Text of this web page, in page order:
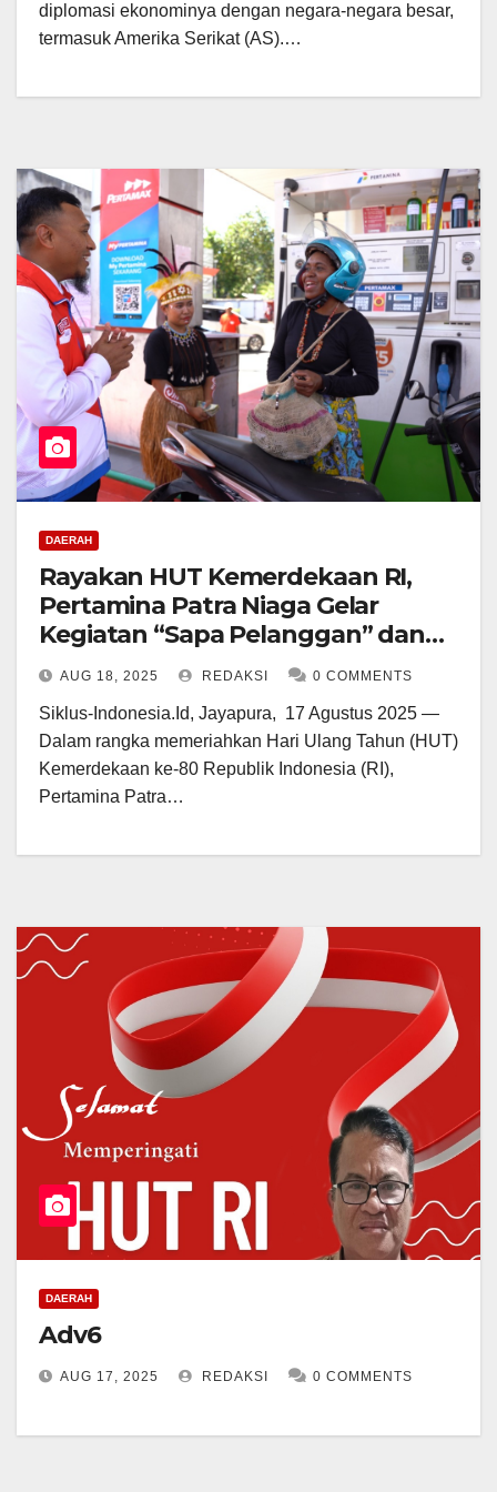
diplomasi ekonominya dengan negara-negara besar,
termasuk Amerika Serikat (AS).…
DAERAH
Rayakan HUT Kemerdekaan RI,
Pertamina Patra Niaga Gelar
Kegiatan “Sapa Pelanggan” dan
Promo Spesial HUT Kemerdekaan
RI di Papua Maluku
AUG 18, 2025 REDAKSI 0 COMMENTS
Siklus-Indonesia.Id, Jayapura, 17 Agustus 2025 —
Dalam rangka memeriahkan Hari Ulang Tahun (HUT)
Kemerdekaan ke-80 Republik Indonesia (RI),
Pertamina Patra…
DAERAH
Adv6
AUG 17, 2025 REDAKSI 0 COMMENTS